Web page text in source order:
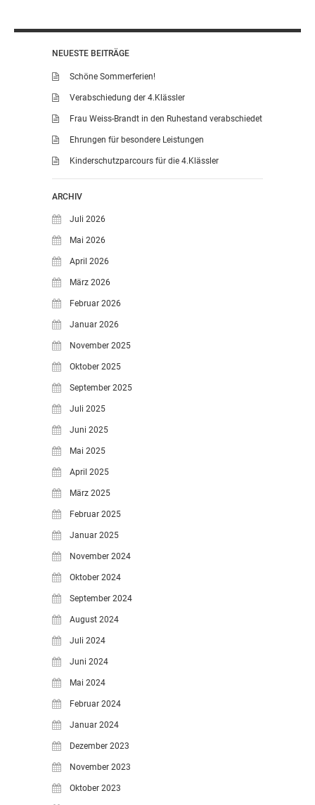
KOOPERATIONEN
DATENSCHUTZERKLÄRUNG
IMPRESSUM
NEUESTE BEITRÄGE
Schöne Sommerferien!
Verabschiedung der 4.Klässler
Frau Weiss-Brandt in den Ruhestand verabschiedet
Ehrungen für besondere Leistungen
Kinderschutzparcours für die 4.Klässler
ARCHIV
Juli 2026
Mai 2026
April 2026
März 2026
Februar 2026
Januar 2026
November 2025
Oktober 2025
September 2025
Juli 2025
Juni 2025
Mai 2025
April 2025
März 2025
Februar 2025
Januar 2025
November 2024
Oktober 2024
September 2024
August 2024
Juli 2024
Juni 2024
Mai 2024
Februar 2024
Januar 2024
Dezember 2023
November 2023
Oktober 2023